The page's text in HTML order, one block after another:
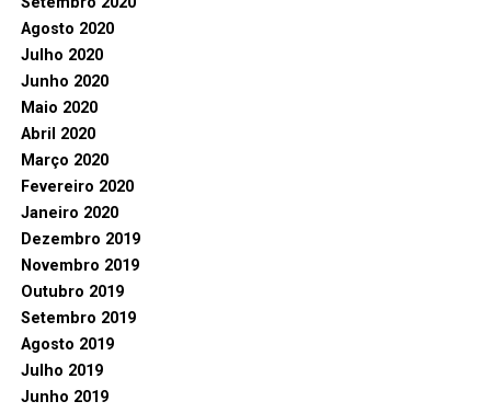
Agosto 2020
Julho 2020
Junho 2020
Maio 2020
Abril 2020
Março 2020
Fevereiro 2020
Janeiro 2020
Dezembro 2019
Novembro 2019
Outubro 2019
Setembro 2019
Agosto 2019
Julho 2019
Junho 2019